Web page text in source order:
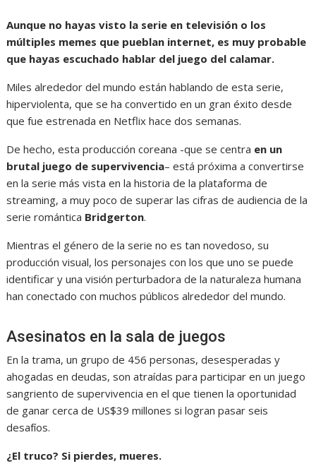
Aunque no hayas visto la serie en televisión o los
múltiples memes que pueblan internet, es muy probable
que hayas escuchado hablar del juego del calamar.
Miles alrededor del mundo están hablando de esta serie,
hiperviolenta, que se ha convertido en un gran éxito desde
que fue estrenada en Netflix hace dos semanas.
De hecho, esta producción coreana -que se centra en un
brutal juego de supervivencia– está próxima a convertirse
en la serie más vista en la historia de la plataforma de
streaming, a muy poco de superar las cifras de audiencia de la
serie romántica Bridgerton.
Mientras el género de la serie no es tan novedoso, su
producción visual, los personajes con los que uno se puede
identificar y una visión perturbadora de la naturaleza humana
han conectado con muchos públicos alrededor del mundo.
Asesinatos en la sala de juegos
En la trama, un grupo de 456 personas, desesperadas y
ahogadas en deudas, son atraídas para participar en un juego
sangriento de supervivencia en el que tienen la oportunidad
de ganar cerca de US$39 millones si logran pasar seis
desafíos.
¿El truco? Si pierdes, mueres.